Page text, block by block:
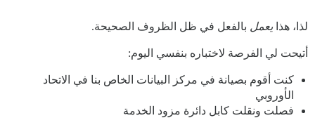
لذا، هذا يعمل بالفعل في ظل الظروف الصحيحة.
أتيحت لي الفرصة لاختباره بنفسي اليوم:
كنت أقوم بصيانة في مركز البيانات الخاص بنا في الاتحاد
الأوروبي
فصلت ونقلت كابل دائرة مزود الخدمة